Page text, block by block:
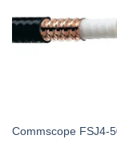
Commscope FSJ4-